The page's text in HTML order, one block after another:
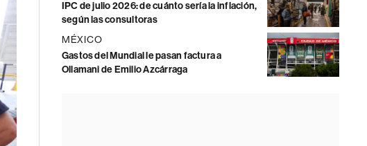
IPC de julio 2026: de cuánto sería la inflación,
según las consultoras
MÉXICO
Gastos del Mundial le pasan factura a
Ollamani de Emilio Azcárraga